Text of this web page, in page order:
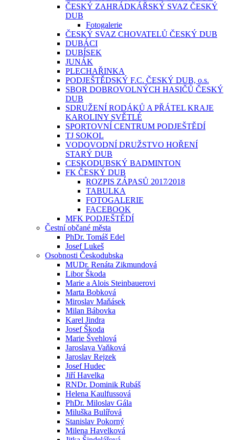
ČESKÝ ZAHRÁDKÁŘSKÝ SVAZ ČESKÝ
DUB
Fotogalerie
ČESKÝ SVAZ CHOVATELŮ ČESKÝ DUB
DUBÁCI
DUBÍSEK
JUNÁK
PLECHAŘINKA
PODJEŠTĚDSKÝ F.C. ČESKÝ DUB, o.s.
SBOR DOBROVOLNÝCH HASIČŮ ČESKÝ
DUB
SDRUŽENÍ RODÁKŮ A PŘÁTEL KRAJE
KAROLINY SVĚTLÉ
SPORTOVNÍ CENTRUM PODJEŠTĚDÍ
TJ SOKOL
VODOVODNÍ DRUŽSTVO HOŘENÍ
STARÝ DUB
CESKODUBSKÝ BADMINTON
FK ČESKÝ DUB
ROZPIS ZÁPASŮ 2017⁄2018
TABULKA
FOTOGALERIE
FACEBOOK
MFK PODJEŠTĚDÍ
Čestní občané města
PhDr. Tomáš Edel
Josef Lukeš
Osobnosti Českodubska
MUDr. Renáta Zikmundová
Libor Škoda
Marie a Alois Steinbauerovi
Marta Bobková
Miroslav Maňásek
Milan Bábovka
Karel Jindra
Josef Škoda
Marie Švehlová
Jaroslava Vaňková
Jaroslav Rejzek
Josef Hudec
Jiří Havelka
RNDr. Dominik Rubáš
Helena Kaulfussová
PhDr. Miloslav Gála
Miluška Bulířová
Stanislav Pokorný
Milena Havelková